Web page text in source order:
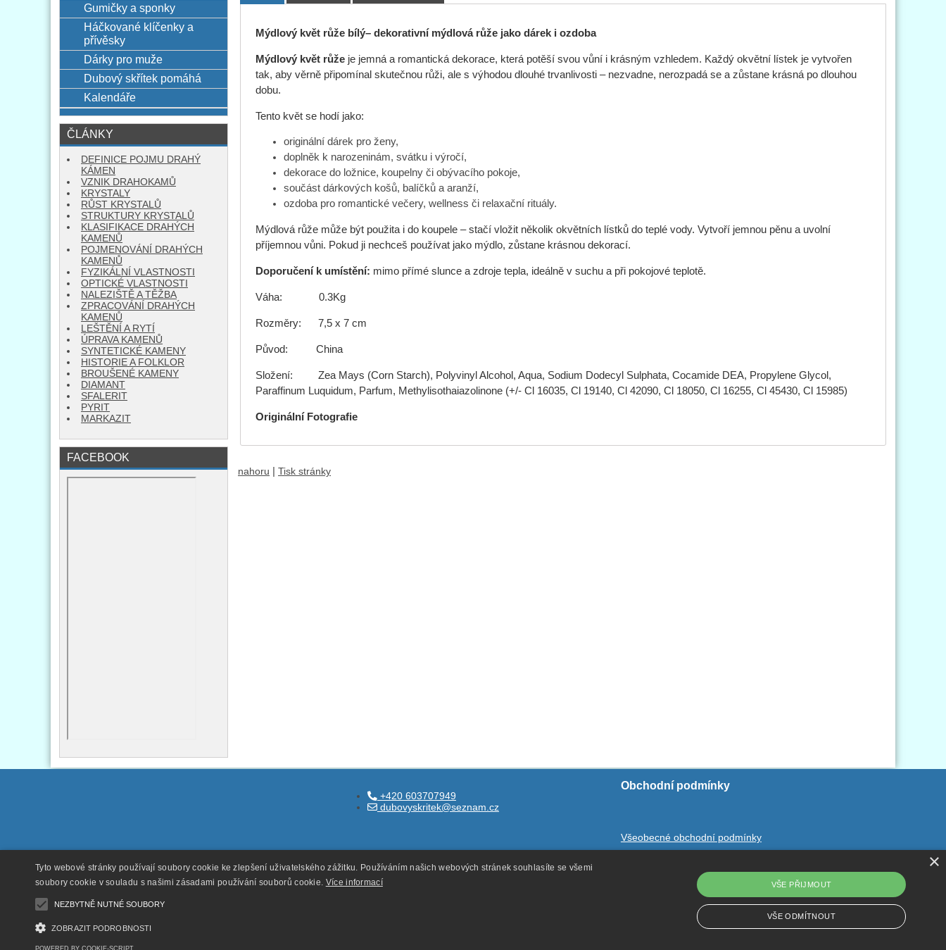
Mýdlový květ růže bílý– dekorativní mýdlová růže jako dárek i ozdoba
Mýdlový květ růžeje jemná a romantická dekorace, která potěší svou vůní i krásným vzhledem. Každý okvětní lístek je vytvořen
tak, aby věrně připomínal skutečnou růži, ale s výhodou dlouhé trvanlivosti – nezvadne, nerozpadá se a zůstane krásná po dlouhou
dobu.
Tento květ se hodí jako:
originální dárek pro ženy,
doplněk k narozeninám, svátku i výročí,
dekorace do ložnice, koupelny či obývacího pokoje,
součást dárkových košů, balíčků a aranží,
ozdoba pro romantické večery, wellness či relaxační rituály.
Mýdlová růže může být použita i do koupele – stačí vložit několik okvětních lístků do teplé vody. Vytvoří jemnou pěnu a uvolní
příjemnou vůni. Pokud ji nechceš používat jako mýdlo, zůstane krásnou dekorací.
Doporučení k umístění: mimo přímé slunce a zdroje tepla, ideálně v suchu a při pokojové teplotě.
Váha: 0.3Kg
Rozměry: 7,5 x 7 cm
Původ: China
Složení: Zea Mays (Corn Starch), Polyvinyl Alcohol, Aqua, Sodium Dodecyl Sulphata, Cocamide DEA, Propylene Glycol,
Paraffinum Luquidum, Parfum, Methylisothaiazolinone (+/- Cl 16035, Cl 19140, Cl 42090, Cl 18050, Cl 16255, Cl 45430, Cl 15985)
Originální Fotografie
nahoru Tisk stránky
Gumičky a sponky
Háčkované klíčenky a
přívěsky
Dárky pro muže
Dubový skřítek pomáhá
Kalendáře
ČLÁNKY
DEFINICE POJMU DRAHÝ
KÁMEN
VZNIK DRAHOKAMŮ
KRYSTALY
RŮST KRYSTALŮ
STRUKTURY KRYSTALŮ
KLASIFIKACE DRAHÝCH
KAMENŮ
POJMENOVÁNÍ DRAHÝCH
KAMENŮ
FYZIKÁLNÍ VLASTNOSTI
OPTICKÉ VLASTNOSTI
NALEZIŠTĚ A TĚŽBA
ZPRACOVÁNÍ DRAHÝCH
KAMENŮ
LEŠTĚNÍ A RYTÍ
ÚPRAVA KAMENŮ
SYNTETICKÉ KAMENY
HISTORIE A FOLKLOR
BROUŠENÉ KAMENY
DIAMANT
SFALERIT
PYRIT
MARKAZIT
FACEBOOK
+420 603707949
dubovyskritek@seznam.cz
Obchodní podmínky
Všeobecné obchodní podmínky
Odstoupení od smlouvy
×
Tyto webové stránky používají soubory cookie ke zlepšení uživatelského zážitku. Používáním našich webových stránek souhlasíte se všemi
soubory cookie v souladu s našimi zásadami používání souborů cookie. Více informací
NEZBYTNĚ NUTNÉ SOUBORY
ZOBRAZIT PODROBNOSTI
VŠE PŘIJMOUT
VŠE ODMÍTNOUT
POWERED BY COOKIE-SCRIPT